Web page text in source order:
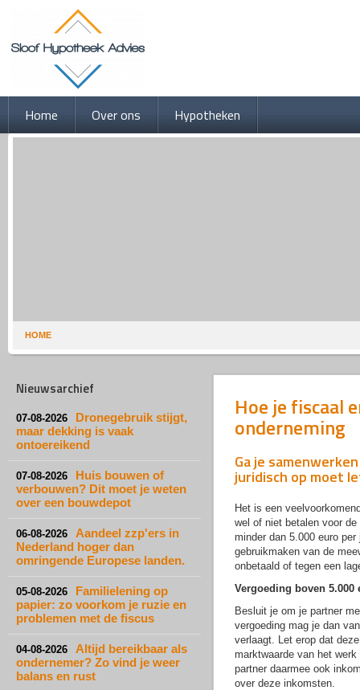
HOME
Home Over ons Hypotheken
Nieuwsarchief
07-08-2026
Dronegebruik stijgt,
maar dekking is vaak
ontoereikend
07-08-2026
Huis bouwen of
verbouwen? Dit moet je weten
over een bouwdepot
06-08-2026
Aandeel zzp'ers in
Nederland hoger dan
omringende Europese landen.
05-08-2026
Familielening op
papier: zo voorkom je ruzie en
problemen met de fiscus
04-08-2026
Altijd bereikbaar als
ondernemer? Zo vind je weer
balans en rust
Hoe je fiscaal
onderneming
Ga je
juridisch op moet
Het is een
wel of niet betalen voor
minder dan 5.000 euro
gebruikmaken van de
onbetaald of tegen een
Vergoeding boven 5.000
Besluit je om je partner
vergoeding mag je dan
verlaagt. Let erop dat
marktwaarde van het
partner daarmee ook
over deze inkomsten.